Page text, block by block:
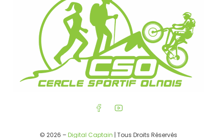
© 2026 –Digital Captain | Tous Droits Réservés